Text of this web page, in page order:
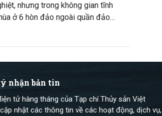
nhưng trong không gian tĩnh
ở 6 hòn đảo ngoài quần đảo
khi tiếng chuông vang lên
nhận bản tin
tử hàng tháng của Tạp chí Thủy sản Việt
nhật các thông tin về các hoạt động, dịch vụ,